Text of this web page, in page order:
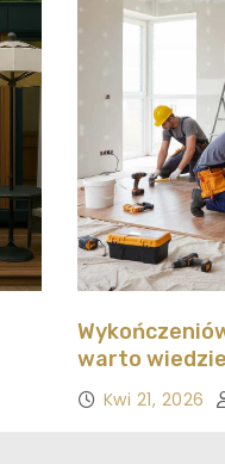
warto
Kwi 21, 2026